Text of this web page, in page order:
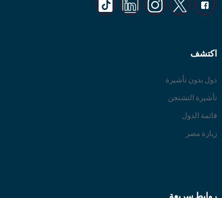
اكتشف
دول بدون تأشيرة
تأشيرة التشنجن
قائمة الدول
زيارة مصر
روابط سريعة